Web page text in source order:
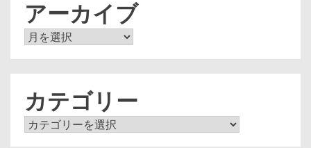
アーカイブ
ア
カテゴリー
カ